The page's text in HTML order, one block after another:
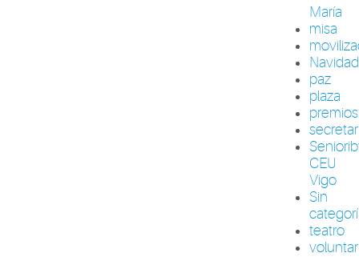
María
misa
Navidad
paz
plaza
premios
CEU
Vigo
Sin
teatro